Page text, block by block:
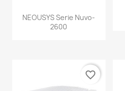
NEOUSYS Serie Nuvo-
2600
favorite_border